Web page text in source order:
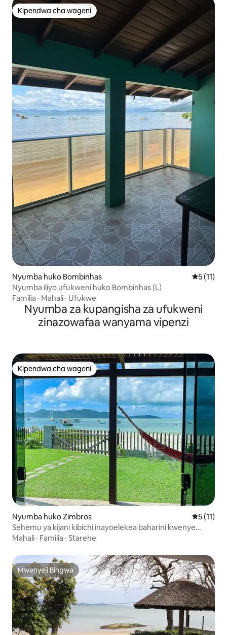
Kipendwa cha wageni
Kipendwa cha wageni
Nyumba huko Bombinhas Ukadiriaji
5 (11)
Nyumba iliyo ufukweni huko Bombinhas (L)
Familia · Mahali · Ufukwe
Nyumba za kupangisha za ufukweni
zinazowafaa wanyama vipenzi
Kipendwa cha wageni
Kipendwa cha wageni
Nyumba huko Zimbros Ukadiriaji
5 (11)
Sehemu ya kijani kibichi inayoelekea baharini kwenye
Zimbros
Mahali · Familia · Starehe
Mwenyeji Bingwa
Mwenyeji Bingwa